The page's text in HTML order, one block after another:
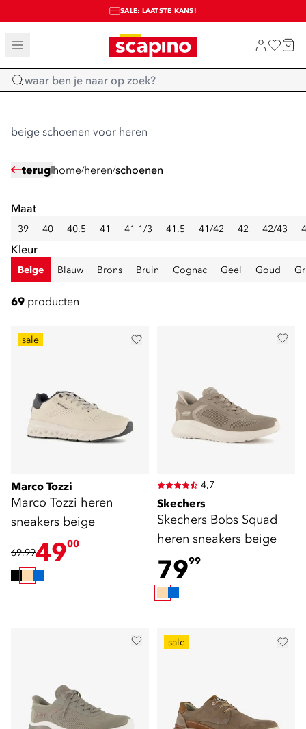
TOT 70% KORTING OP SALE
SALE: LAATSTE KANS!
SHOP NIEUW
Home
beige schoenen voor heren
terug home/heren/schoenen
Maat
39 40 40.5 41 41 1/3 41.5 41/42 42 42/43
Kleur
Beige Blauw Brons Bruin Cognac Geel Goud
69 producten
sale
Marco Tozzi
Marco Tozzi heren
sneakers beige
69,994900
4,7
Skechers
Skechers Bobs Squad
heren sneakers beige
7999
sale